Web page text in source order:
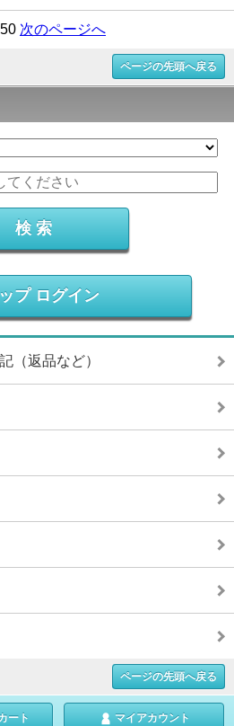
次のページへ
ページの先頭へ戻る
プ ログイン
（返品など）
ページの先頭へ戻る
ート マイアカウント